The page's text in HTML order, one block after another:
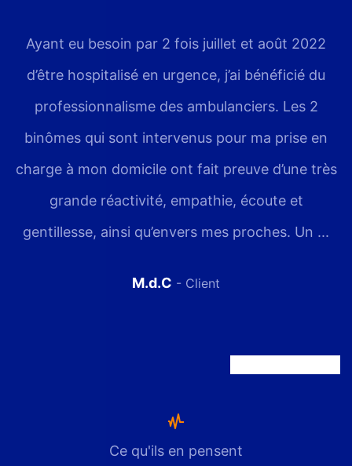
Ayant eu besoin par 2 fois juillet et août 2022
d’être hospitalisé en urgence, j’ai bénéficié du
professionnalisme des ambulanciers. Les 2
binômes qui sont intervenus pour ma prise en
charge à mon domicile ont fait preuve d’une très
grande réactivité, empathie, écoute et
gentillesse, ainsi qu’envers mes proches. Un ...
M.d.C - Client
Ce qu'ils en pensent